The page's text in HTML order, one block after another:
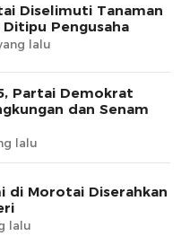
Diselimuti Tanaman
Pengusaha
lalu
Partai Demokrat
dan Senam
lalu
di Morotai Diserahkan
lalu